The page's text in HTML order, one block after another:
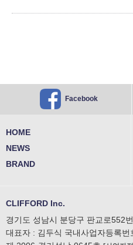
Facebook
HOME
NEWS
BRAND
CLIFFORD Inc.
경기도 성남시 분당구 판교로552
대표자 : 김두식 국내사업자등록